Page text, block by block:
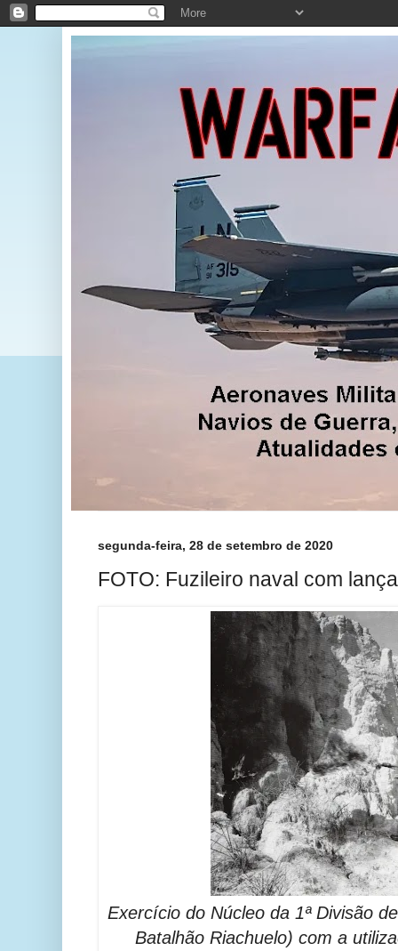
segunda-feira, 28 de setembro de 2020
FOTO: Fuzileiro naval com
Exercício do Núcleo da 1ª Divisão
Batalhão Riachuelo) com a